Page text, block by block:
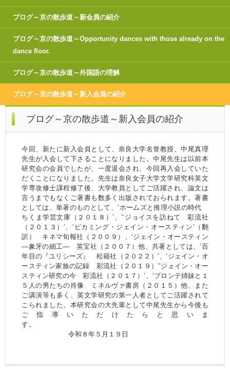
ブログ～京の散歩道～新会員の紹介
ブログ～京の散歩道～Opportunity dances with those already on the
dance floor.
ブログ～京の散歩道～外国語の理解
ブログ～京の散歩道～新入会員の紹介
ブログ～京の散歩道～新入会員の紹介
今回、新たに新入会員として、奈良大学名誉教授、中尾真理
先生が入会して下さることになりました。中尾先生は以前本
研究会の会員でしたが、一度退会され、今回再入会していた
だくことになりました。先生は奈良女子大学文学研究科英文
学専攻修士課程修了後、大学教員としてご活躍され、論文は
言うまでもなくご著書も数多く出版されておられます。著書
としては、単著のものとして、‘ホームズと推理小説の時代
ちくま学芸文庫（２０１８）’、’‘ジョイスを訪ねて 彩流社
（２０１３）’、‘ビカミング・ジェイン・オースティン’（翻
訳） キネマ旬報社（２００９）、‘ジェイン・オースティン
―象牙の細工― 英宝社（２００７）他、共著としては、‘百
年目の『ユリシーズ』 松籍社（２０２２）’、‘ジェイン・オ
ースティン家族の記録 彩流社（２０１９）’‘ジェイン・オー
スティン研究の今 彩流社（２０１７）’、‘ブロンテ姉妹と１
５人の男たちの肖像 ミネルヴァ書房（２０１５）他、また
ご講演等も多く、英文学研究の第一人者としてご活躍されて
こられました。本研究会の大先輩として中尾先生から今後も
ご指導いただけたらと思いま
す。
令和８年５月１９日